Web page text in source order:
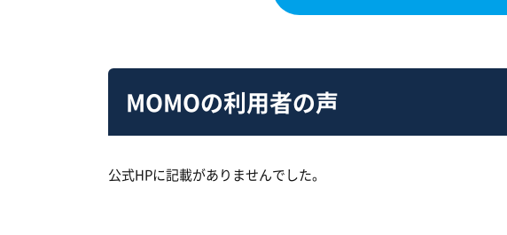
MOMOの利用者の声
公式HPに記載がありませんでした。